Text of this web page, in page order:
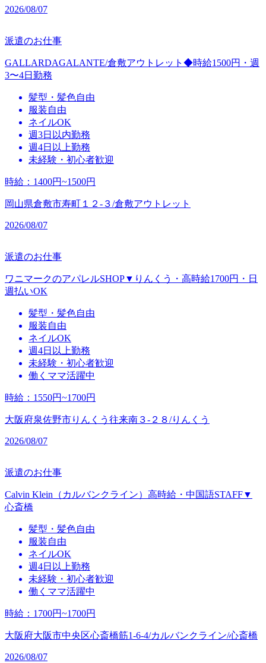
2026/08/07
派遣のお仕事
GALLARDAGALANTE/倉敷アウトレット◆時給1500円・週
3〜4日勤務
髪型・髪色自由
服装自由
ネイルOK
週3日以内勤務
週4日以上勤務
未経験・初心者歓迎
時給 ： 1400円~1500円
岡山県倉敷市寿町１２‐３/倉敷アウトレット
2026/08/07
派遣のお仕事
ワニマークのアパレルSHOP▼りんくう・高時給1700円・日
週払いOK
髪型・髪色自由
服装自由
ネイルOK
週4日以上勤務
未経験・初心者歓迎
働くママ活躍中
時給 ： 1550円~1700円
大阪府泉佐野市りんくう往来南３‐２８/りんくう
2026/08/07
派遣のお仕事
Calvin Klein（カルバンクライン）高時給・中国語STAFF▼
心斎橋
髪型・髪色自由
服装自由
ネイルOK
週4日以上勤務
未経験・初心者歓迎
働くママ活躍中
時給 ： 1700円~1700円
大阪府大阪市中央区心斎橋筋1-6-4/カルバンクライン/心斎橋
2026/08/07